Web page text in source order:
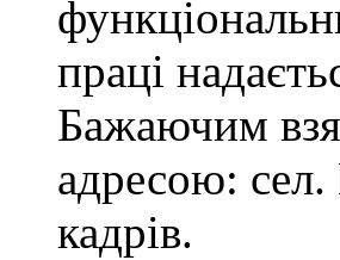
праці
Бажаючим
адресою: сел.
кадрів.